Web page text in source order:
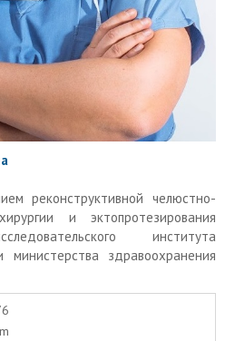
реконструктивной челюстно-
и эктопротезирования
института
министерства здравоохранения